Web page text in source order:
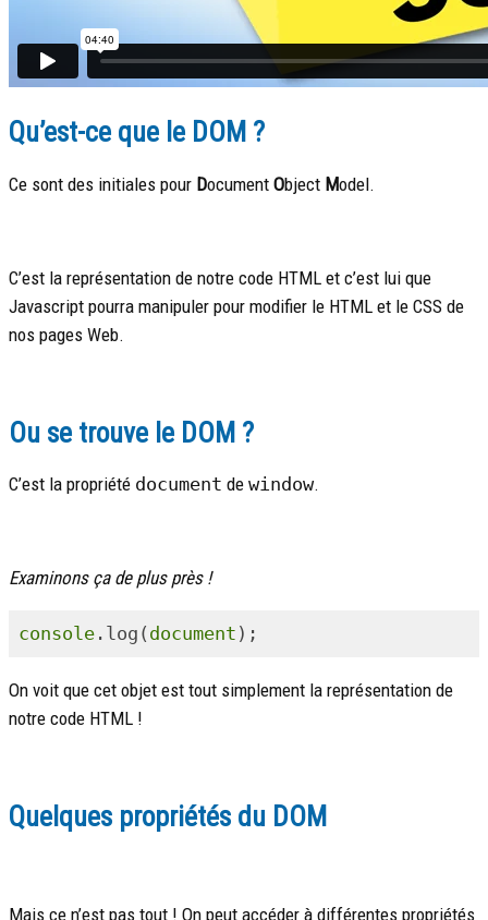
Qu’est-ce que le DOM ?
Ce sont des initiales pour Document Object Model.
C’est la représentation de notre code HTML et c’est lui que
Javascript pourra manipuler pour modifier le HTML et le CSS de
nos pages Web.
Ou se trouve le DOM ?
C’est la propriété document de window.
Examinons ça de plus près !
console.log( document
On voit que cet objet est tout simplement la représentation de
notre code HTML !
Quelques propriétés du DOM
Mais ce n’est pas tout ! On peut accéder à différentes propriétés